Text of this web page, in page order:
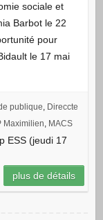
sociale et
Barbot le 22
pour
le 17 mai
publique, Direccte
Maximilien, MACS
ESS (jeudi 17
plus de détails